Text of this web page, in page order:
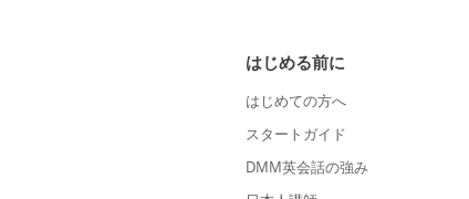
はじめる前に
はじめての方へ
スタートガイド
DMM英会話の強み